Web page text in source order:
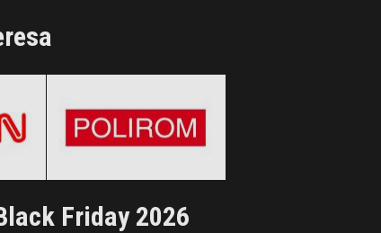
Clic și Vezi Ofertele!
Friday 2026